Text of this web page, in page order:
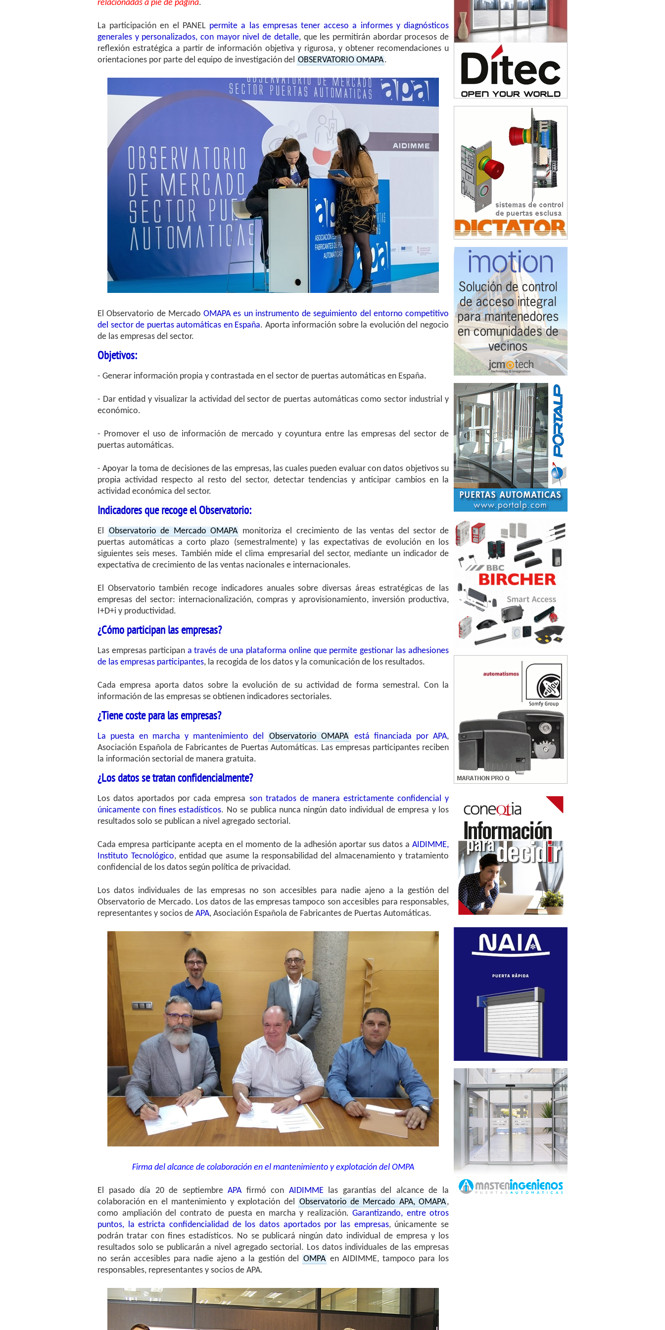
relacionadas a pie de página.
La participación en el PANEL permite a las empresas tener acceso a informes y diagnósticos
generales y personalizados, con mayor nivel de detalle, que les permitirán abordar procesos de
reflexión estratégica a partir de información objetiva y rigurosa, y obtener recomendaciones u
orientaciones por parte del equipo de investigación del OBSERVATORIO OMAPA.
El Observatorio de Mercado OMAPA es un instrumento de seguimiento del entorno competitivo
del sector de puertas automáticas en España. Aporta información sobre la evolución del negocio
de las empresas del sector.
Objetivos:
- Generar información propia y contrastada en el sector de puertas automáticas en España.
- Dar entidad y visualizar la actividad del sector de puertas automáticas como sector industrial y
económico.
- Promover el uso de información de mercado y coyuntura entre las empresas del sector de
puertas automáticas.
- Apoyar la toma de decisiones de las empresas, las cuales pueden evaluar con datos objetivos su
propia actividad respecto al resto del sector, detectar tendencias y anticipar cambios en la
actividad económica del sector.
Indicadores que recoge el Observatorio:
El Observatorio de Mercado OMAPA monitoriza el crecimiento de las ventas del sector de
puertas automáticas a corto plazo (semestralmente) y las expectativas de evolución en los
siguientes seis meses. También mide el clima empresarial del sector, mediante un indicador de
expectativa de crecimiento de las ventas nacionales e internacionales.
El Observatorio también recoge indicadores anuales sobre diversas áreas estratégicas de las
empresas del sector: internacionalización, compras y aprovisionamiento, inversión productiva,
I+D+i y productividad.
¿Cómo participan las empresas?
Las empresas participan a través de una plataforma online que permite gestionar las adhesiones
de las empresas participantes, la recogida de los datos y la comunicación de los resultados.
Cada empresa aporta datos sobre la evolución de su actividad de forma semestral. Con la
información de las empresas se obtienen indicadores sectoriales.
¿Tiene coste para las empresas?
La puesta en marcha y mantenimiento del Observatorio OMAPA está financiada por APA,
Asociación Española de Fabricantes de Puertas Automáticas. Las empresas participantes reciben
la información sectorial de manera gratuita.
¿Los datos se tratan confidencialmente?
Los datos aportados por cada empresa son tratados de manera estrictamente confidencial y
únicamente con fines estadísticos. No se publica nunca ningún dato individual de empresa y los
resultados solo se publican a nivel agregado sectorial.
Cada empresa participante acepta en el momento de la adhesión aportar sus datos a AIDIMME,
Instituto Tecnológico, entidad que asume la responsabilidad del almacenamiento y tratamiento
confidencial de los datos según política de privacidad.
Los datos individuales de las empresas no son accesibles para nadie ajeno a la gestión del
Observatorio de Mercado. Los datos de las empresas tampoco son accesibles para responsables,
representantes y socios de APA, Asociación Española de Fabricantes de Puertas Automáticas.
Firma del alcance de colaboración en el mantenimiento y explotación del OMPA
El pasado día 20 de septiembreAPAfirmó con AIDIMME las garantías del alcance de la
colaboración en el mantenimiento y explotación del Observatorio de Mercado APA, OMAPA,
como ampliación del contrato de puesta en marcha y realización. Garantizando, entre otros
puntos, la estricta confidencialidad de los datos aportados por las empresas, únicamente se
podrán tratar con fines estadísticos. No se publicará ningún dato individual de empresa y los
resultados solo se publicarán a nivel agregado sectorial. Los datos individuales de las empresas
no serán accesibles para nadie ajeno a la gestión del OMPA en AIDIMME, tampoco para los
responsables, representantes y socios de APA.